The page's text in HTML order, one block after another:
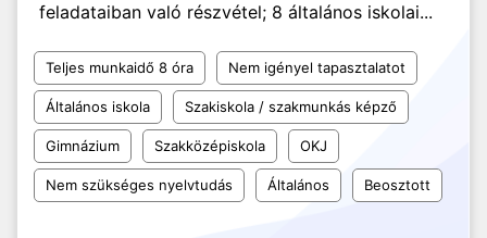
feladataiban való részvétel; 8 általános iskolai...
Teljes munkaidő 8 óra Nem igényel tapasztalatot
Általános iskola Szakiskola / szakmunkás képző
Gimnázium Szakközépiskola OKJ
Nem szükséges nyelvtudás Általános Beosztott